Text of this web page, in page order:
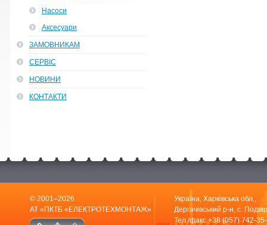
Насоси
Аксесуари
ЗАМОВНИКАМ
СЕРВІС
НОВИНИ
КОНТАКТИ
© 2001–2026
АТ «ПКТБ «ЕЛЕКТРОТЕХМОНТАЖ»
Україна, Харківська обл.,
Дергачівський р-н, с.
Тел./факс+38 (057) 742-